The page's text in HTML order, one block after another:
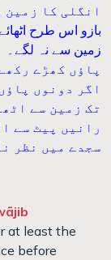
انگلی کا زمین
بازو اس طرح
زمین سے نہ لگے۔
پاؤں کھڑے
اگر دونوں
تک زمین سے
رانیں پیٹ سے
سجدے میں نظر
at least the
before